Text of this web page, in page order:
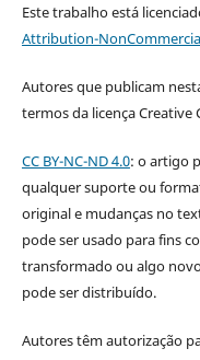
Este trabalho está
Attribution-
Autores que publicam
termos da licença Creative
CC BY-NC-ND 4.0: o artigo
qualquer suporte ou
original e mudanças no
pode ser usado para fins
transformado ou algo
pode ser distribuído.
Autores têm autorização